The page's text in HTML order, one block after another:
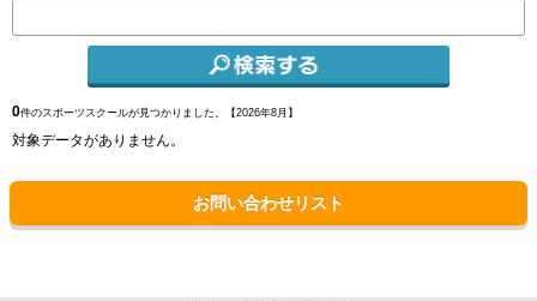
0件のスポーツスクールが見つかりました。【2026年8月】
対象データがありません。
お問い合わせリスト